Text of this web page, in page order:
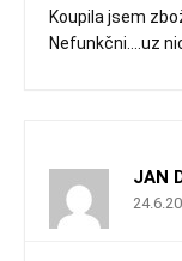
Koupila jsem
Nefunkčni….uz
JAN